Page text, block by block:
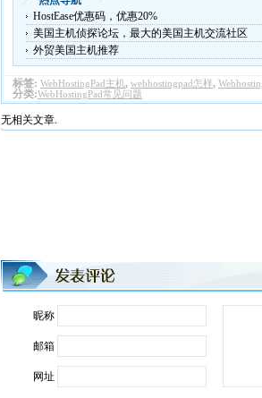
HostEase优惠码，优惠20%
美国主机侦探论坛，最大的美国主机交流社区
外贸美国主机推荐
标签: WebHostingPad主机, webhostingpad怎样,
分类:WebHostingPad常见问题
无相关文章.
昵称
邮箱
网址